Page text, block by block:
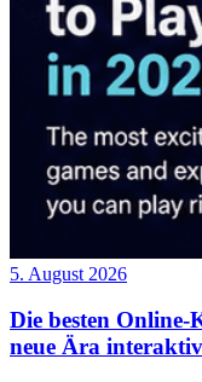
5. August 2026
Die besten Online-
neue Ära